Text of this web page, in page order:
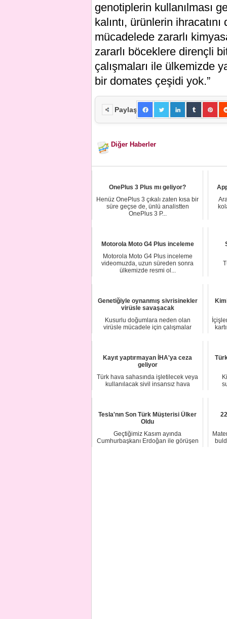
genotiplerin kullanılması
kalıntı, ürünlerin
mücadelede zararlı
zararlı böceklere dirençli
çalışmaları ile ülkemizde
bir domates çeşidi yok.”
Paylaş
Diğer Haberler
OnePlus 3 Plus mı geliyor?
Henüz OnePlus 3 çıkalı zaten kısa bir
süre geçse de, ünlü analistten
OnePlus 3 P...
Motorola Moto G4 Plus inceleme
Motorola Moto G4 Plus inceleme
videomuzda, uzun süreden sonra
ülkemizde resmi ol...
Genetiğiyle oynanmış sivrisinekler
virüsle savaşacak
Kusurlu doğumlara neden olan
virüsle mücadele için çalışmalar
Kayıt yaptırmayan İHA'ya ceza
geliyor
Türk hava sahasında işletilecek veya
kullanılacak sivil insansız hava
Tesla'nın Son Türk Müşterisi Ülker
Oldu
Geçtiğimiz Kasım ayında
Cumhurbaşkanı Erdoğan ile görüşen